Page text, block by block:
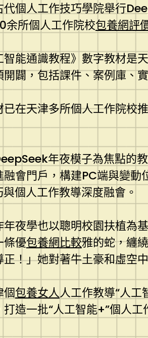
代個人工作技巧學院舉行
余所個人工作院校包養網評
能通識教程》數字教材是
開闢，包括課件、案例庫、
在天津多所個人工作院校
年夜模子為焦點的
會門戶，構建PC端與變
個人工作教導深度融會。
夜學也以聰明校園扶植為
條優包養網比較雅的蛇，纏
！」她對著牛土豪和虛空
個包養女人人工作教導“人
造一批“人工智能+”個人工